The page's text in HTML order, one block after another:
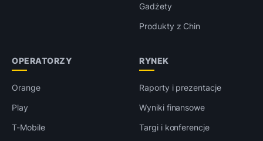
Gadżety
Produkty z Chin
OPERATORZY
Orange
Play
T-Mobile
RYNEK
Raporty i prezentacje
Wyniki finansowe
Targi i konferencje